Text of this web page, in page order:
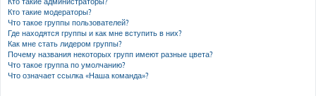
Кто такие модераторы?
Что такое группы пользователей?
Где находятся группы и как мне вступить в них?
Как мне стать лидером группы?
Почему названия некоторых групп имеют разные цвета?
Что такое группа по умолчанию?
Что означает ссылка «Наша команда»?